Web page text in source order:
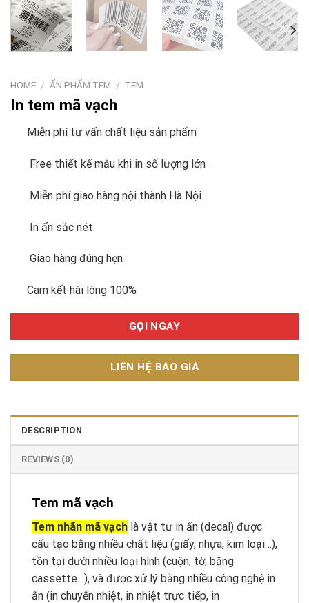
HOME / ẤN PHẨM TEM / TEM
In tem mã vạch
Miễn phí tư vấn chất liệu sản phẩm
Free thiết kế mẫu khi in số lượng lớn
Miễn phí giao hàng nội thành Hà Nội
In ấn sắc nét
Giao hàng đúng hẹn
Cam kết hài lòng 100%
GỌI NGAY
LIÊN HỆ BÁO GIÁ
DESCRIPTION
REVIEWS (0)
Tem mã vạch
Tem nhãn mã vạch là vật tư in ấn (decal) được
cấu tạo bằng nhiều chất liệu (giấy, nhựa, kim loại…),
tồn tại dưới nhiều loại hình (cuộn, tờ, băng
cassette…), và được xử lý bằng nhiều công nghệ in
ấn (in chuyển nhiệt, in nhiệt trực tiếp, in